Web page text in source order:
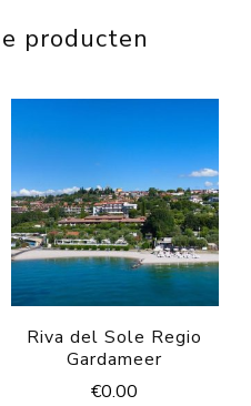
producten
Riva del Sole Regio
Gardameer
€0.00